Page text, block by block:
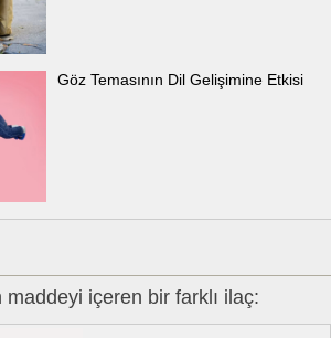
Göz Temasının Dil Gelişimine Etkisi
maddeyi içeren bir farklı ilaç: